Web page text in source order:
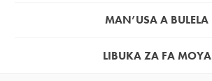
MAN’USA A BULELA
LIBUKA ZA FA MOYA